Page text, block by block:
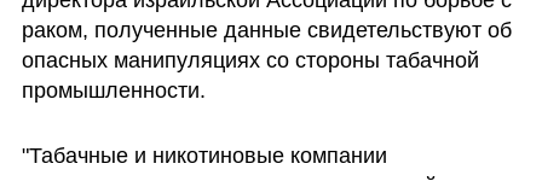
раком, полученные данные свидетельствуют об
опасных манипуляциях со стороны табачной
промышленности.
"Табачные и никотиновые компании